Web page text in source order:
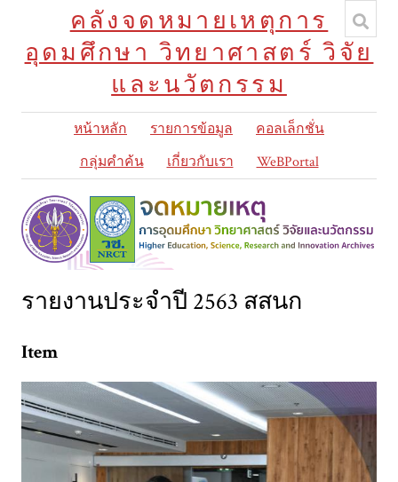
คลังจดหมายเหตุการ
อุดมศึกษา วิทยาศาสตร์ วิจัย
และนวัตกรรม
หน้าหลัก รายการข้อมูล
คอลเล็กชั่น
กลุ่มคำค้น
เกี่ยวกับเรา WeBPortal
รายงานประจำปี 2563 สสนก
Item